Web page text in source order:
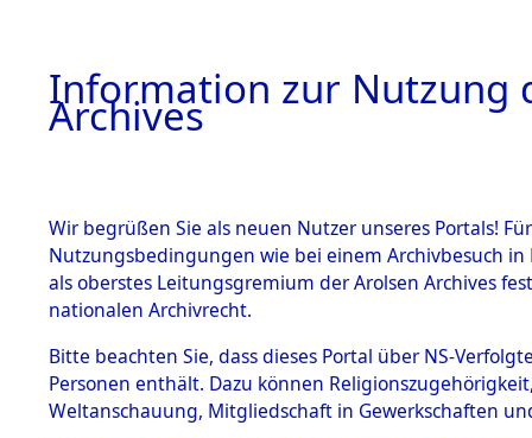
BESTÄNDE
1.
Inhaftierungsdoku
mente
1.2.9 Beim ITS
0007
Information zur Nutzung
Archives
Wir begrüßen Sie als neuen Nutzer unseres Portals!
Nutzungsbedingungen wie bei einem Archivbesuch
als oberstes Leitungsgremium der Arolsen Archives
nationalen Archivrecht.
Bitte beachten Sie, dass dieses Portal über NS-
Personen enthält. Dazu können
Weltanschauung, Mitgliedschaft in Gewerkschaften